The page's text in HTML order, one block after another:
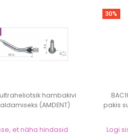
hambakivi
(AMDENT)
et näha hindasid
30%
pakis
Logi